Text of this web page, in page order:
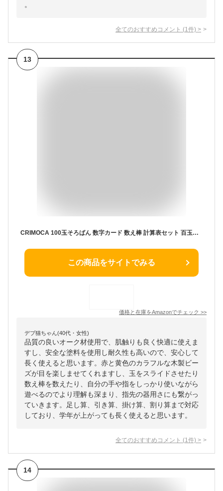
。
全てのおすすめコメント (1 件) >
13
CRIMOCA 100玉そろばん 数字カード 数え棒 計算表セット 百玉そろばん 子供用そろばん 数字算数 おもちゃ 知育学習玩具 男の子 女の子 子ども 小学生 足し算 引き算 掛け算 割り算 教材 教具 モンテッソーリ 木製 100ビーズカウント 算盤 九九 計算 算数セット人気 6歳 7歳 8歳 数学教育ツール 誕生日プレゼント室内 遊び学習セット
この商品をサイトでみる
価格と在庫をAmazonでチェック >>
デブ猫ちゃん(40代・女性)
品質の良いオーク材使用で、肌触りも良く快適に使えま
すし、安全な塗料を使用し耐久性も高いので、安心して
長く使えると思います。赤と黄色のカラフルな木製ビー
ズが目を楽しませてくれますし、玉をスライドさせたり
数え棒を数えたり、自分の手や指をしっかり使いながら
遊べるのでより理解も深まり、指先の器用さにも繋がっ
ていきます。足し算、引き算、掛け算、割り算まで対応
しており、学年が上がっても長く使えると思います。
全てのおすすめコメント (1 件) >
14